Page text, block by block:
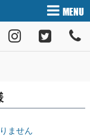
MENU
ません